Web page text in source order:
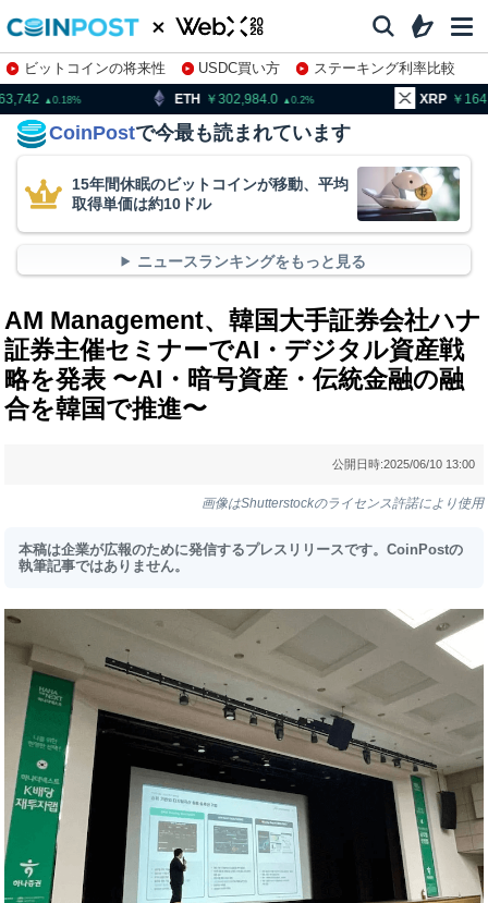
ビットコインの将来性 USDC買い方
ステーキング利率比較
株特集・関連銘柄
ETH 0.2 XRP 1.83
CoinPostで今最も読まれています
15年間休眠のビットコインが移動、平均
取得単価は約10ドル
ニュースランキングをもっと見る
AM Management、韓国大手証券会社ハナ
証券主催セミナーでAI・デジタル資産戦
略を発表 〜AI・暗号資産・伝統金融の融
合を韓国で推進〜
公開日時:2025/06/10 13:00
画像はShutterstockのライセンス許諾により使用
本稿は企業が広報のために発信するプレスリリースです。CoinPostの
執筆記事ではありません。